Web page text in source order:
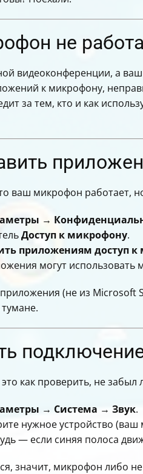
не
видеоконференции, а
к микрофону,
за тем, кто и как
ваш микрофон работает,
→
Доступ к микрофону.
приложениям доступ
могут использовать
приложения (не из Microsoft
как проверить, не забыл
→ Система → Звук.
нужное устройство (ваш
— если синяя полоса
значит, микрофон либо